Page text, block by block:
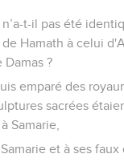
t-il pas été
Hamath à celui
Damas ?
emparé des
sacrées
Samarie,
et à ses